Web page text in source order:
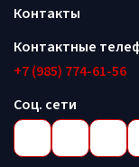
Контакты
Контактные
+7 (985) 774-61-56
Соц. сети